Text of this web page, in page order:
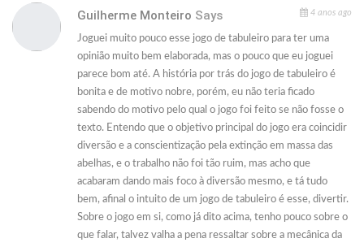
Guilherme Monteiro Says 4 anos ago
Joguei muito pouco esse jogo de tabuleiro para ter uma
opinião muito bem elaborada, mas o pouco que eu joguei
parece bom até. A história por trás do jogo de tabuleiro é
bonita e de motivo nobre, porém, eu não teria ficado
sabendo do motivo pelo qual o jogo foi feito se não fosse o
texto. Entendo que o objetivo principal do jogo era coincidir
diversão e a conscientização pela extinção em massa das
abelhas, e o trabalho não foi tão ruim, mas acho que
acabaram dando mais foco à diversão mesmo, e tá tudo
bem, afinal o intuito de um jogo de tabuleiro é esse, divertir.
Sobre o jogo em si, como já dito acima, tenho pouco sobre o
que falar, talvez valha a pena ressaltar sobre a mecânica da